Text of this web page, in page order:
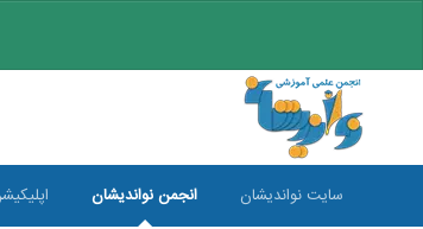
سایت نواندیشان انجمن نواندیشان